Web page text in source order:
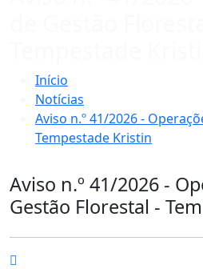
Início
Notícias
Aviso n.º 41/2026 -
Tempestade Kristin
Aviso n.º 41/2026 -
Gestão Florestal -